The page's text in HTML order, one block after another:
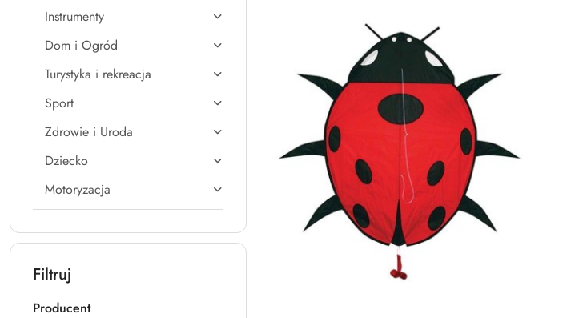
Instrumenty
Dom i Ogród
Turystyka i rekreacja
Sport
Zdrowie i Uroda
Dziecko
Motoryzacja
Filtruj
Producent